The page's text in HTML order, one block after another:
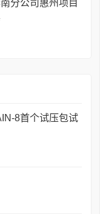
分公司惠州项目
8首个试压包试